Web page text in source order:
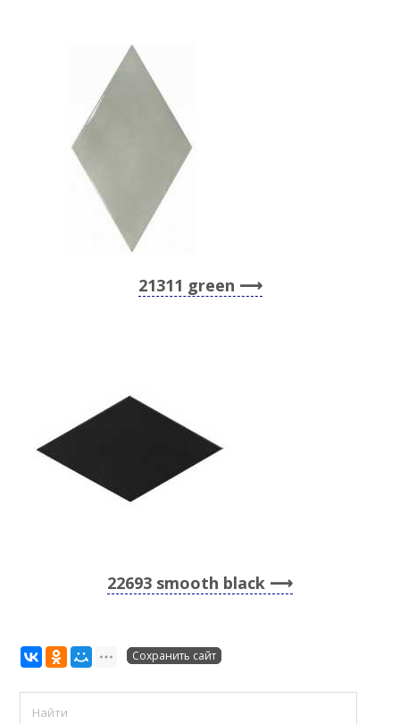
21311 green
22693 smooth black
Сохранить сайт